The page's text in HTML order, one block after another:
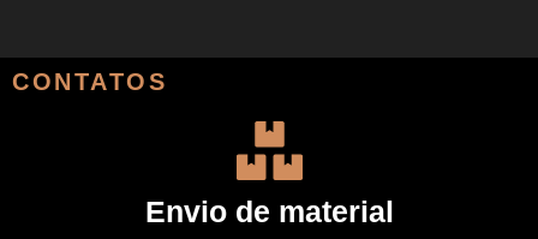
CONTATOS
Envio de material